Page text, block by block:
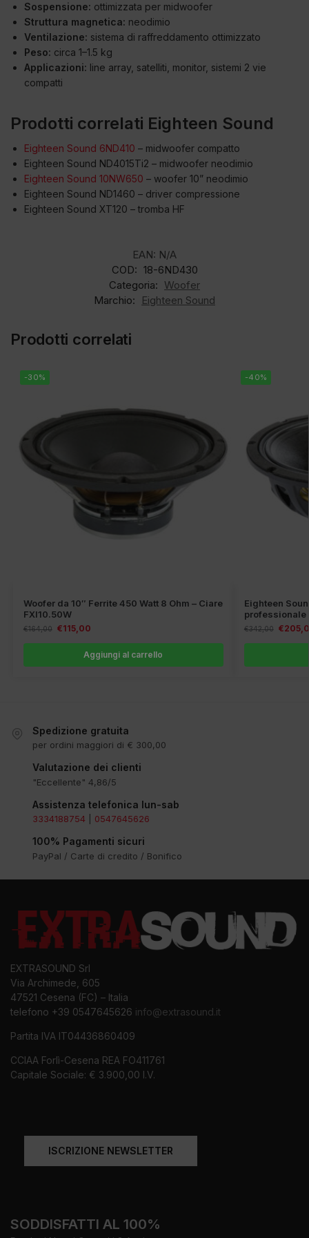
Sospensione: ottimizzata per midwoofer
Struttura magnetica: neodimio
Ventilazione: sistema di raffreddamento ottimizzato
Peso: circa 1–1.5 kg
Applicazioni: line array, satelliti, monitor, sistemi 2 vie
compatti
Prodotti correlati Eighteen Sound
Eighteen Sound 6ND410 – midwoofer compatto
Eighteen Sound ND4015Ti2 – midwoofer neodimio
Eighteen Sound 10NW650 – woofer 10” neodimio
Eighteen Sound ND1460 – driver compressione
Eighteen Sound XT120 – tromba HF
EAN: N/A
COD: 18-6ND430
Categoria: Woofer
Marchio:
Eighteen Sound
Prodotti correlati
-30%
Woofer da 10″ Ferrite 450 Watt 8 Ohm – Ciare
FXI10.50W
€164,00 €115,00
Aggiungi al carrello
-40%
Eighteen
professionale
€342,00 €
Spedizione gratuita
per ordini maggiori di € 300,00
Valutazione dei clienti
"Eccellente" 4,86/5
Assistenza telefonica lun-sab
3334188754 0547645626
100% Pagamenti sicuri
PayPal / Carte di credito / Bonifico
EXTRASOUND Srl
Via Archimede, 605
47521 Cesena (FC) – Italia
telefono +39 0547645626 info@extrasound.it
Partita IVA IT04436860409
CCIAA Forlì-Cesena REA FO411761
Capitale Sociale: € 3.900,00 I.V.
ISCRIZIONE NEWSLETTER
SODDISFATTI AL 100%